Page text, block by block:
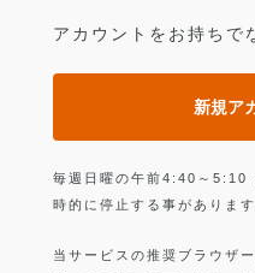
アカウントをお持ちで
新規ア
毎週日曜の午前4:40～5:10
時的に停止する事があります
当サービスの推奨ブラウザー